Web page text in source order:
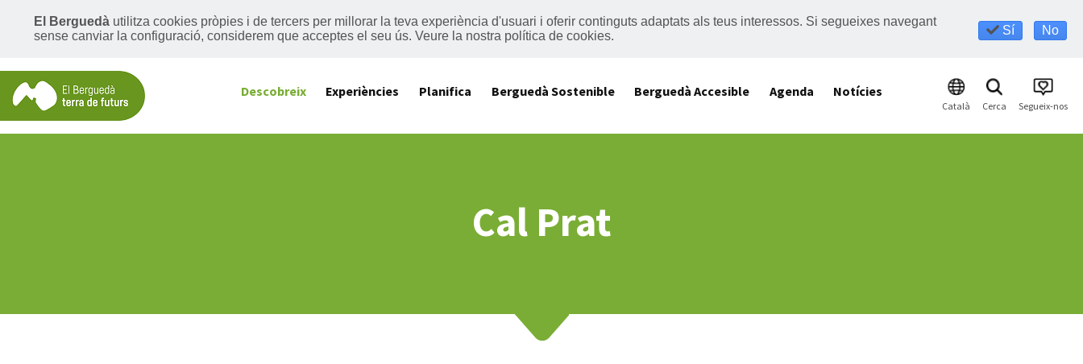
Sí No
El Berguedà utilitza cookies pròpies i de tercers per millorar la teva experiència d'usuari i oferir continguts adaptats als teus interessos. Si segueixes navegant
sense canviar la configuració, considerem que acceptes el seu ús. Veure la nostra política de cookies.
Català Cerca Segueix-nos
Descobreix Experiències Planifica Berguedà Sostenible Berguedà Accesible Agenda Notícies
Cal Prat